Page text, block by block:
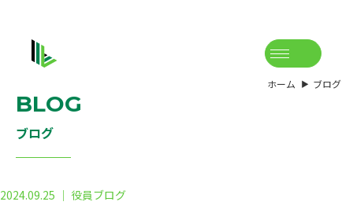
ホーム ブログ
BLOG
ブログ
2024.09.25 ｜ 役員ブログ